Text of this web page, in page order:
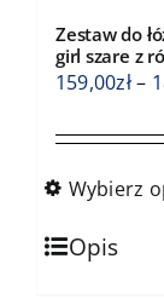
można
wybrać
stronie
produktu
Zestaw do
girl szare z
159,00zł–
Wybierz
Ten
produkt
Opis